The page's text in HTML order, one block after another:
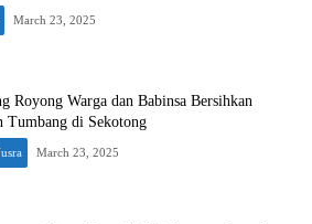
March 23, 2025
Royong Warga dan Babinsa Bersihkan
Tumbang di Sekotong
March 23, 2025